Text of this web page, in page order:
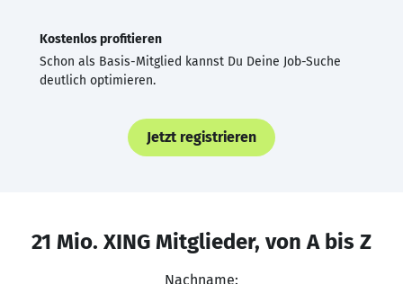
Kostenlos profitieren
Schon als Basis-Mitglied kannst Du Deine Job-Suche
deutlich optimieren.
Jetzt registrieren
21 Mio. XING Mitglieder, von A bis Z
Nachname: